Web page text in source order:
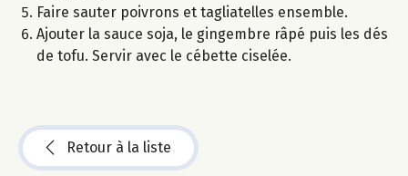
Faire sauter poivrons et tagliatelles ensemble.
Ajouter la sauce soja, le gingembre râpé puis les dés
de tofu. Servir avec le cébette ciselée.
Retour à la liste